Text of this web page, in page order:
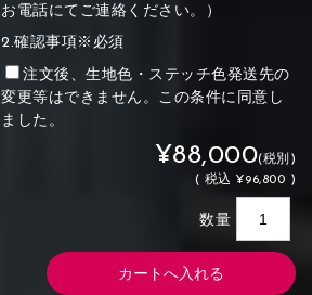
お電話にてご連絡ください。）
2.確認事項※必須
注文後、生地色・ステッチ色発送先の
変更等はできません。この条件に同意し
ました。
¥88,000(税別)
( 税込 ¥96,800 )
数量